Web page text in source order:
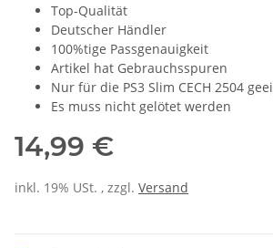
Top-Qualität
Deutscher Händler
100%tige Passgenauigkeit
Artikel hat Gebrauchsspuren
Nur für die PS3 Slim CECH 2504
Es muss nicht gelötet werden
14,99 €
inkl. 19% USt. , zzgl. Versand